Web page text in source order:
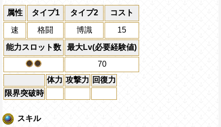
属性 タイプ1 タイプ2 コスト
速 格闘 博識 15
能力スロット数
最大Lv(必要経験値)
70
体力 攻撃力 回復力
限界突破時
スキル